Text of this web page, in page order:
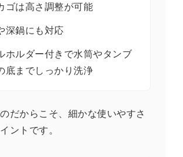
ゴは高さ調整が可能
深鍋にも対応
ホルダー付きで水筒やタンブ
底までしっかり洗浄
だからこそ、細かな使いやすさ
ントです。